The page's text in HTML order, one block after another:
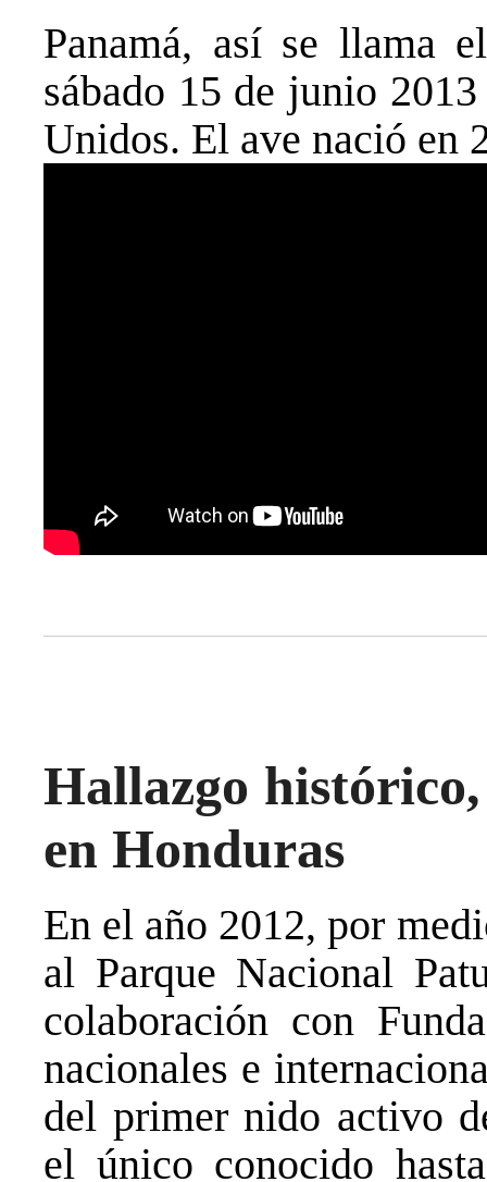
Panamá, así se llama
sábado 15 de junio
Unidos. El ave nació en
Hallazgo
en Honduras
En el año 2012, por
al Parque Nacional
colaboración con
nacionales e
del primer nido activo
el único conocido